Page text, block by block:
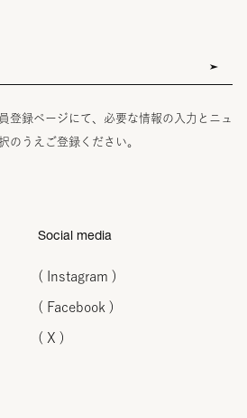
登録ページにて、必要な情報の入力とニュ
のうえご登録ください。
Social media
( Instagram )
( Facebook )
( X )